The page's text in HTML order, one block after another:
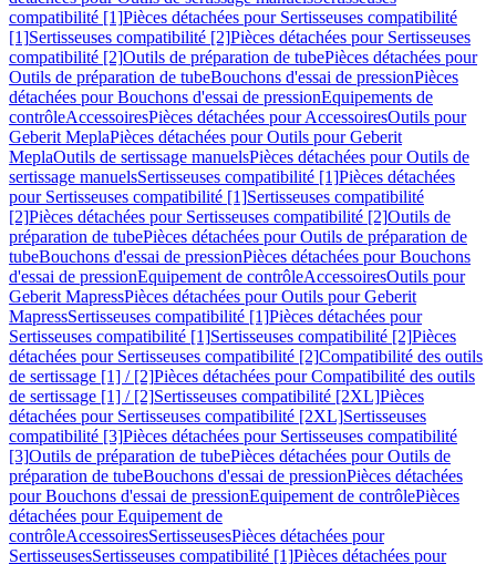
compatibilité [1]Pièces détachées pour Sertisseuses compatibilité
[1]Sertisseuses compatibilité [2]Pièces détachées pour Sertisseuses
compatibilité [2]Outils de préparation de tubePièces détachées pour
Outils de préparation de tubeBouchons d'essai de pressionPièces
détachées pour Bouchons d'essai de pressionEquipements de
contrôleAccessoiresPièces détachées pour AccessoiresOutils pour
Geberit MeplaPièces détachées pour Outils pour Geberit
MeplaOutils de sertissage manuelsPièces détachées pour Outils de
sertissage manuelsSertisseuses compatibilité [1]Pièces détachées
pour Sertisseuses compatibilité [1]Sertisseuses compatibilité
[2]Pièces détachées pour Sertisseuses compatibilité [2]Outils de
préparation de tubePièces détachées pour Outils de préparation de
tubeBouchons d'essai de pressionPièces détachées pour Bouchons
d'essai de pressionEquipement de contrôleAccessoiresOutils pour
Geberit MapressPièces détachées pour Outils pour Geberit
MapressSertisseuses compatibilité [1]Pièces détachées pour
Sertisseuses compatibilité [1]Sertisseuses compatibilité [2]Pièces
détachées pour Sertisseuses compatibilité [2]Compatibilité des outils
de sertissage [1] / [2]Pièces détachées pour Compatibilité des outils
de sertissage [1] / [2]Sertisseuses compatibilité [2XL]Pièces
détachées pour Sertisseuses compatibilité [2XL]Sertisseuses
compatibilité [3]Pièces détachées pour Sertisseuses compatibilité
[3]Outils de préparation de tubePièces détachées pour Outils de
préparation de tubeBouchons d'essai de pressionPièces détachées
pour Bouchons d'essai de pressionEquipement de contrôlePièces
détachées pour Equipement de
contrôleAccessoiresSertisseusesPièces détachées pour
SertisseusesSertisseuses compatibilité [1]Pièces détachées pour